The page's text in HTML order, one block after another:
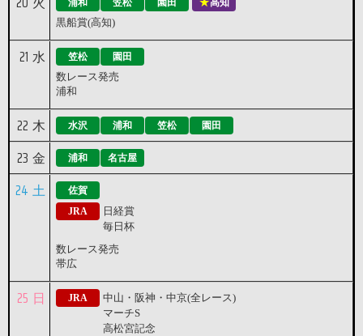
浦和 笠松 園田 高知
黒船賞(高知)
21 水 笠松 園田
数レース発売
浦和
22 木 水沢 浦和 笠松 園田
23 金 浦和 名古屋
24 土
佐賀
JRA
日経賞
毎日杯
数レース発売
帯広
25 日 JRA
中山・阪神・中京(全レース)
マーチS
高松宮記念